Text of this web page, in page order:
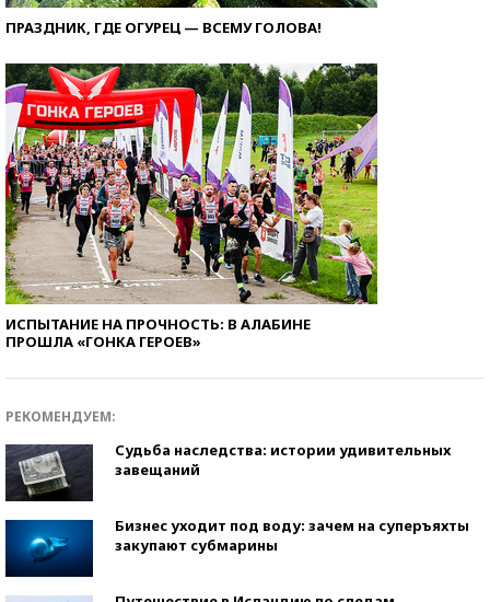
ПРАЗДНИК, ГДЕ ОГУРЕЦ — ВСЕМУ ГОЛОВА!
ИСПЫТАНИЕ НА ПРОЧНОСТЬ: В АЛАБИНЕ
ПРОШЛА «ГОНКА ГЕРОЕВ»
РЕКОМЕНДУЕМ:
Судьба наследства: истории удивительных
завещаний
Бизнес уходит под воду: зачем на суперъяхты
закупают субмарины